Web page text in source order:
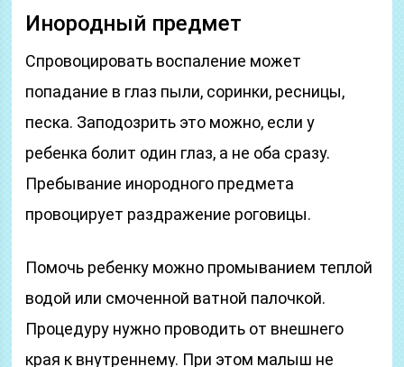
Инородный предмет
Спровоцировать воспаление может
попадание в глаз пыли, соринки, ресницы,
песка. Заподозрить это можно, если у
ребенка болит один глаз, а не оба сразу.
Пребывание инородного предмета
провоцирует раздражение роговицы.
Помочь ребенку можно промыванием теплой
водой или смоченной ватной палочкой.
Процедуру нужно проводить от внешнего
края к внутреннему. При этом малыш не